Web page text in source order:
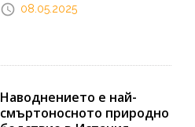
08.05.2025
Наводнението е най-
смъртоносното природно